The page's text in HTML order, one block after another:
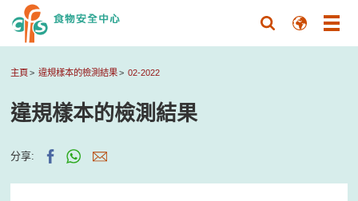
主頁 違規樣本的檢測結果 02-2022
違規樣本的檢測結果
分享: